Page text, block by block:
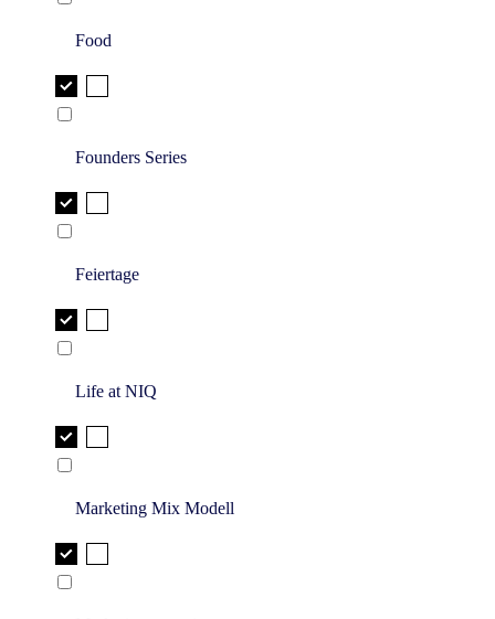
Food
Founders Series
Feiertage
Life at NIQ
Marketing Mix Modell